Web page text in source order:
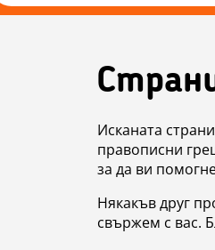
Исканата
правописни
за да ви
Някакъв друг
свържем с вас.